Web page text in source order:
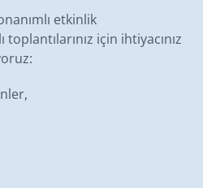
etkinlik
toplantılarınız için ihtiyacınız